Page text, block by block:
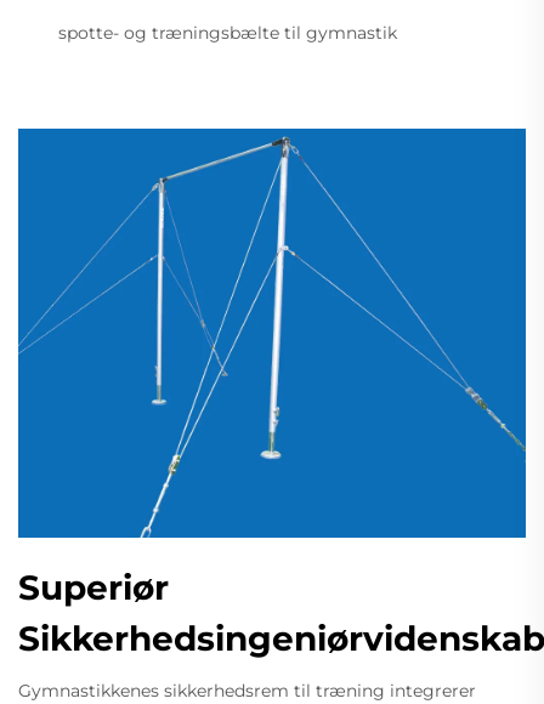
spotte- og træningsbælte til gymnastik
Superiør
Sikkerhedsingeniørvidenskab
Gymnastikkenes sikkerhedsrem til træning integrerer